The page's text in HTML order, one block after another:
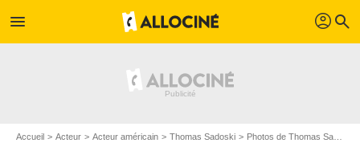
menu profil search
Accueil Acteur Acteur américain Thomas Sadoski Photos de Thomas Sadoski